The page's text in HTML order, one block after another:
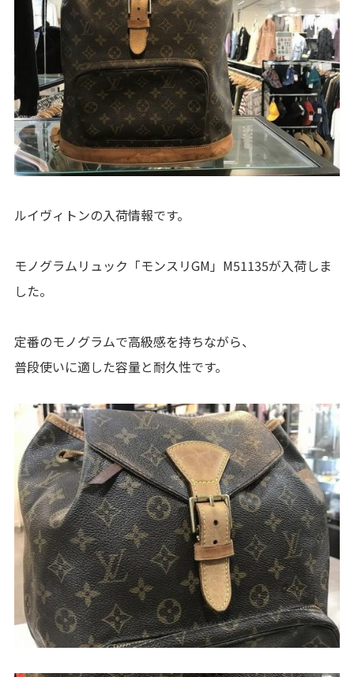
ルイヴィトンの入荷情報です。
モノグラムリュック「モンスリGM」M51135が入荷しま
した。
定番のモノグラムで高級感を持ちながら、
普段使いに適した容量と耐久性です。